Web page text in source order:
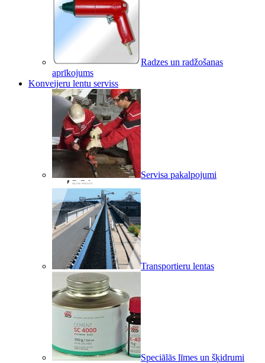
Radzes un radžošanas
aprīkojums
Konveijeru lentu serviss
Servisa pakalpojumi
Transportieru lentas
Speciālās līmes un šķidrumi